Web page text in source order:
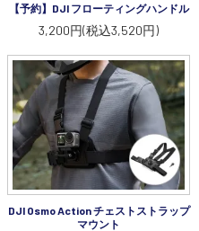
【予約】DJI フローティングハンドル
3,200円(税込3,520円)
DJI Osmo Action チェストストラップ
マウント